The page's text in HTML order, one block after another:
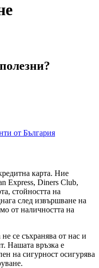
от България
карта. Ние
Express, Diners Club,
стойността на
след извършване на
от наличността на
се съхранява от нас и
Нашата връзка е
на сигурност осигурява